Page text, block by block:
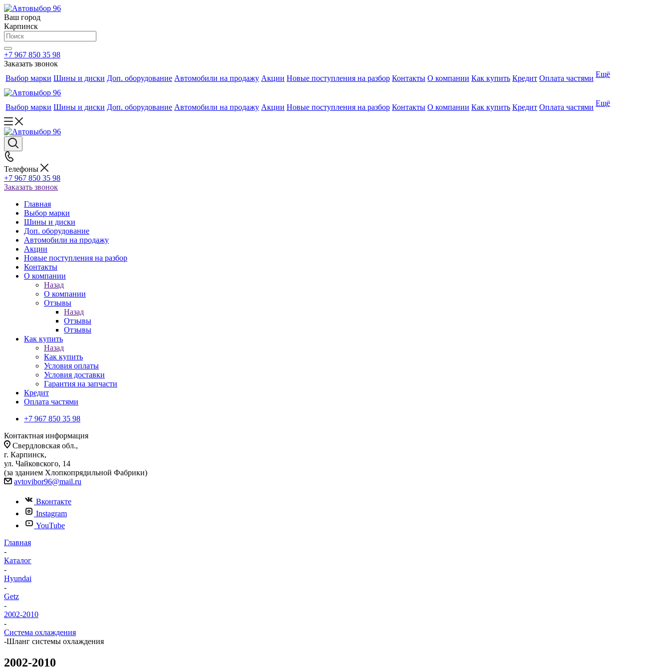
Ваш город
Карпинск
+7 967 850 35 98
Заказать звонок
Выбор марки Шины и диски Доп. оборудование Автомобили на продажу Акции Новые поступления на разбор Контакты О компании Как купить Кредит Оплата частями Ещё
Выбор марки Шины и диски Доп. оборудование Автомобили на продажу Акции Новые поступления на разбор Контакты О компании Как купить Кредит Оплата частями Ещё
Телефоны
+7 967 850 35 98
Заказать звонок
Главная
Выбор марки
Шины и диски
Доп. оборудование
Автомобили на продажу
Акции
Новые поступления на разбор
Контакты
О компании
Назад
О компании
Отзывы
Назад
Отзывы
Отзывы
Как купить
Назад
Как купить
Условия оплаты
Условия доставки
Гарантия на запчасти
Кредит
Оплата частями
+7 967 850 35 98
Контактная информация
Свердловская обл.,
г. Карпинск,
ул. Чайковского, 14
(за зданием Хлопкопрядильной Фабрики)
avtovibor96@mail.ru
Вконтакте
Instagram
YouTube
Главная
-
Каталог
-
Hyundai
-
Getz
-
2002-2010
-
Система охлаждения
-Шланг системы охлаждения
2002-2010